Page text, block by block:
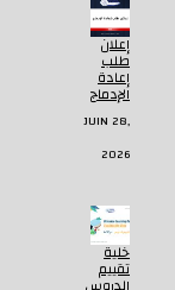
إعلان
طلب
إعادة
الإدماج
JUIN 28,
2026
خلية
تقييم